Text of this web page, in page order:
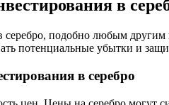
в
подобно любым другим
потенциальные убытки и
в серебро